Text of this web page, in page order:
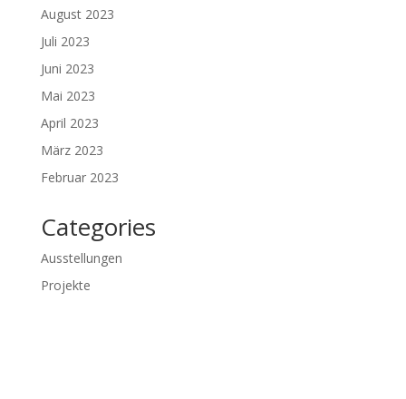
August 2023
Juli 2023
Juni 2023
Mai 2023
April 2023
März 2023
Februar 2023
Categories
Ausstellungen
Projekte